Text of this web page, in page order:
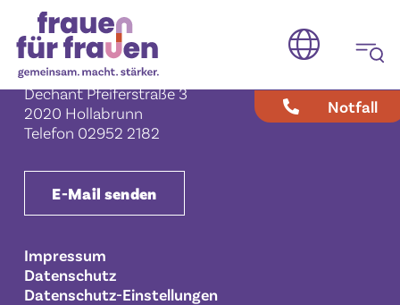
Notfall
Verein Frauen für Frauen
Frauenberatungs- und Bildungszentrum
Hollabrunn
Dechant Pfeiferstraße 3
2020 Hollabrunn
Telefon 02952 2182
E-Mail senden
Impressum
Datenschutz
Datenschutz-Einstellungen